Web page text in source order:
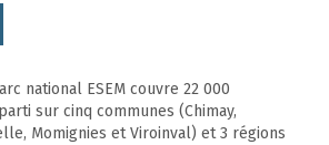
national ESEM couvre 22 000
sur cinq communes (Chimay,
Momignies et Viroinval) et 3 régions